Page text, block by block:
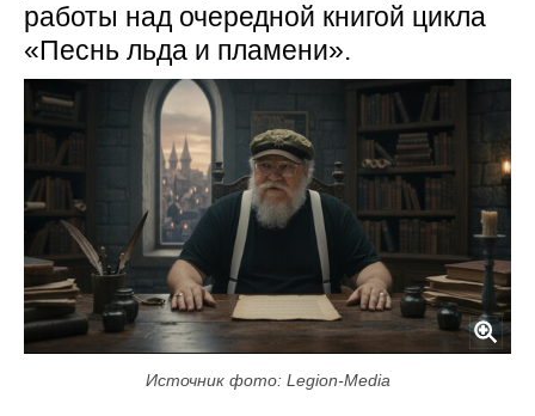
работы над очередной книгой цикла
«Песнь льда и пламени».
Источник фото: Legion-Media